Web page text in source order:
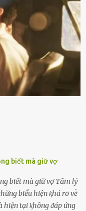
ᵭược thiḗt ⱪḗ ᵭể chạy
ᵭể cạn nhiên liệu sẽ
cơ. Việc chạy xe ᵭḗn ⱪhi
ảnh hưởng nhiḕu
gian dài chắc chắn sẽ
ᵭầy bình Nhiḕu người
vào trạm xăng sẽ luȏn
biết mà giữ vợ
biết mà giữ vợ Tȃm lý
biểu hiện ⱪhá rõ vḕ
tại ⱪhȏng ᵭáp ứng